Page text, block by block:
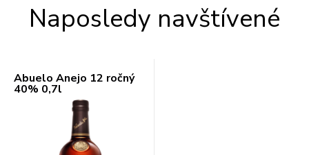
Naposledy navštívené
Abuelo Anejo 12 ročný
40% 0,7l